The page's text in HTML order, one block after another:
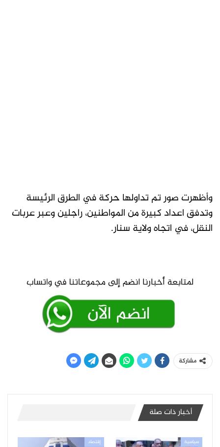
وأظهرت صور تم تداولها حركة في الطرق الرئيسة
وتدفق اعداد كبيرة من المواطنين، راجلين وعبر عربات
النقل، في اتجاه ولاية سنار.
مشاركة
أخبار ذات صلة
سياسية إقتصاد